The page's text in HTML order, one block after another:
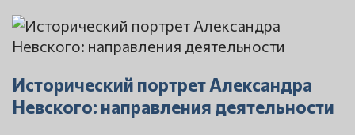
Исторический портрет Александра
Невского: направления деятельности